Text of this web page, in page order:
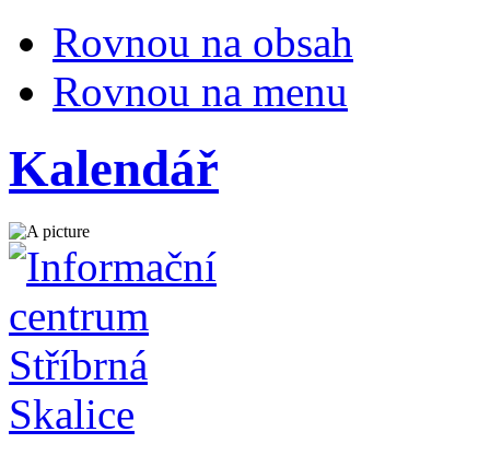
Rovnou na obsah
Rovnou na menu
Kalendář